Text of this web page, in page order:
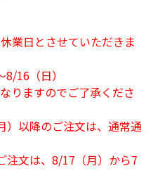
業日とさせていただきま
16（日）
りますのでご了承くださ
）以降のご注文は、通常通
注文は、8/17（月）から7